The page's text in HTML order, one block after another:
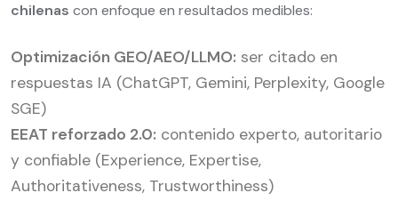
chilenas con enfoque en resultados medibles:
Optimización GEO/AEO/LLMO: ser citado en
respuestas IA (ChatGPT, Gemini, Perplexity, Google
SGE)
EEAT reforzado 2.0: contenido experto, autoritario
y confiable (Experience, Expertise,
Authoritativeness, Trustworthiness)